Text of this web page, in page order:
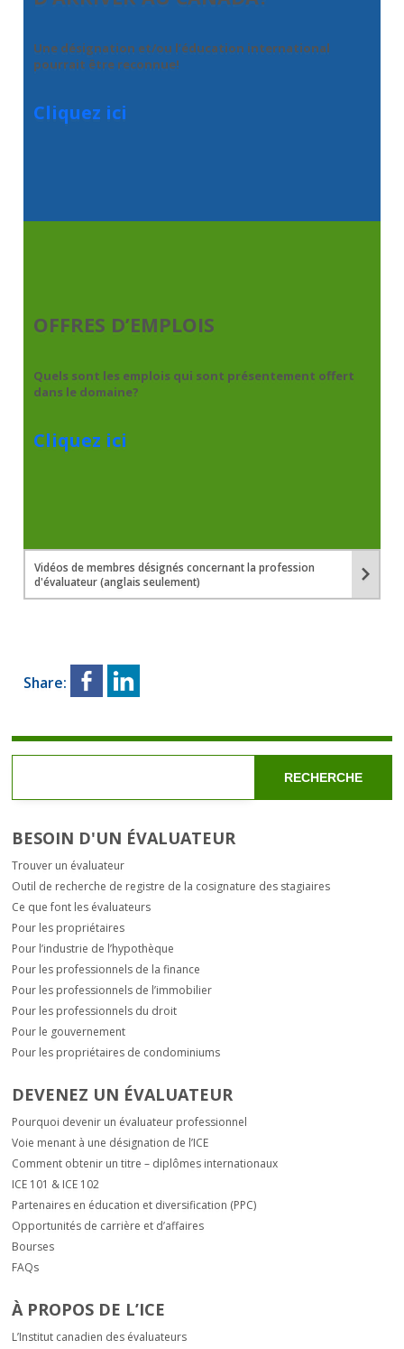
Une désignation et/ou l’éducation international
pourrait être reconnue!
Cliquez ici
OFFRES D’EMPLOIS
Quels sont les emplois qui sont présentement offert
dans le domaine?
Cliquez ici
Vidéos de membres désignés concernant la profession
d'évaluateur (anglais seulement)
Share:
RECHERCHE
BESOIN D'UN ÉVALUATEUR
Trouver un évaluateur
Outil de recherche de registre de la cosignature des stagiaires
Ce que font les évaluateurs
Pour les propriétaires
Pour l’industrie de l’hypothèque
Pour les professionnels de la finance
Pour les professionnels de l’immobilier
Pour les professionnels du droit
Pour le gouvernement
Pour les propriétaires de condominiums
DEVENEZ UN ÉVALUATEUR
Pourquoi devenir un évaluateur professionnel
Voie menant à une désignation de l’ICE
Comment obtenir un titre – diplômes internationaux
ICE 101 & ICE 102
Partenaires en éducation et diversification (PPC)
Opportunités de carrière et d’affaires
Bourses
FAQs
À PROPOS DE L’ICE
L’Institut canadien des évaluateurs